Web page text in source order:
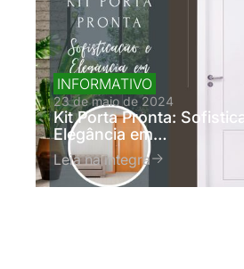
INFORMATIVO
23 de maio de 2024
Kit Porta Pronta:
Elegância em…
Leia na íntegra